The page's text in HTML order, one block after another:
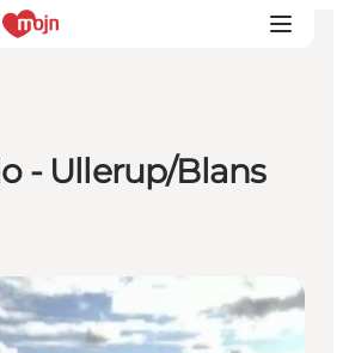
- Ullerup/Blans